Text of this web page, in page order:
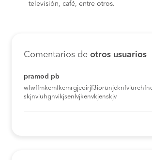
televisión, café, entre otros.
Comentarios de otros usuarios
pramod pb
skjnviuhgnvikjsenlvjkenvkjenskjv